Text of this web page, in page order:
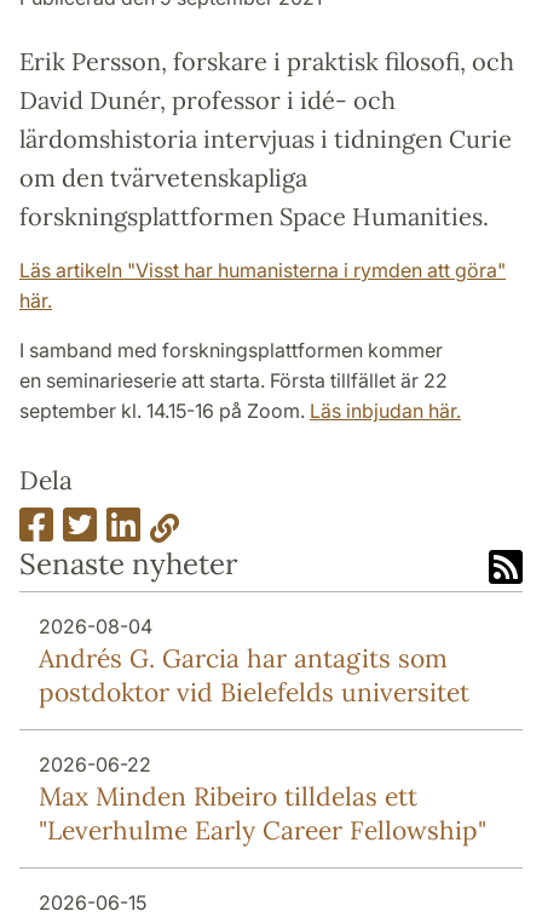
Erik Persson, forskare i praktisk filosofi, och
David Dunér, professor i idé- och
lärdomshistoria intervjuas i tidningen Curie
om den tvärvetenskapliga
forskningsplattformen Space Humanities.
Läs artikeln "Visst har humanisterna i rymden att göra"
här.
I samband med forskningsplattformen kommer
en seminarieserie att starta. Första tillfället är 22
september kl. 14.15-16 på Zoom. Läs inbjudan här.
Dela
Senaste nyheter
2026-08-04
Andrés G. Garcia har antagits som
postdoktor vid Bielefelds universitet
2026-06-22
Max Minden Ribeiro tilldelas ett
"Leverhulme Early Career Fellowship"
2026-06-15